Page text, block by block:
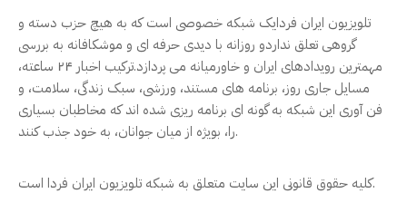
تلویزیون ایران فردایک شبکه خصوصی است که به هیچ حزب دسته و
گروهی تعلق نداردو روزانه با دیدی حرفه ای و موشکافانه به بررسی
مهمترین رویدادهای ایران و خاورمیانه می پردازد.ترکیب اخبار ۲۴ ساعته،
مسایل جاری روز، برنامه های مستند، ورزشی، سبک زندگی، سلامت، و
فن آوری این شبکه به گونه ای برنامه ریزی شده اند که مخاطبان بسیاری
را، بویژه از میان جوانان، به خود جذب کنند.
کلیه حقوق قانونی این سایت متعلق به شبکه تلویزیون ایران فردا است.